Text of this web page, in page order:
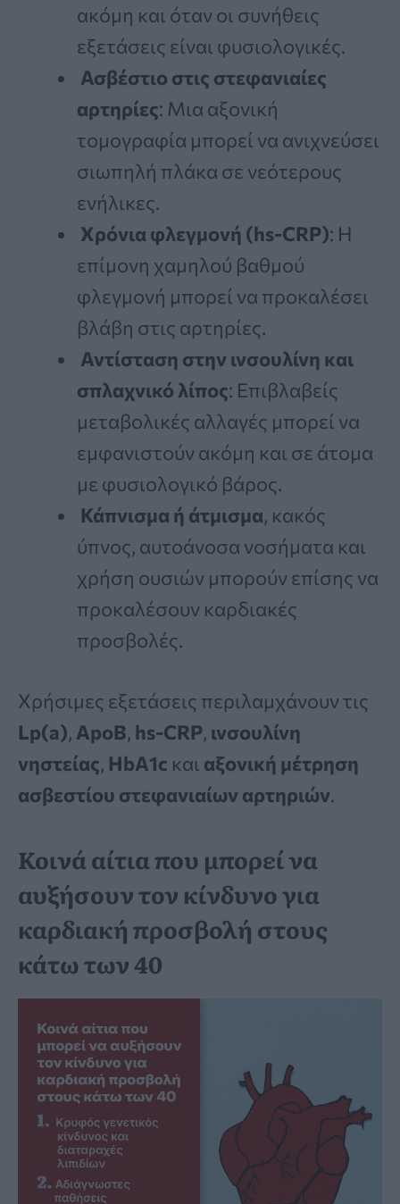
ακόμη και όταν οι συνήθεις
εξετάσεις είναι φυσιολογικές.
Ασβέστιο στις στεφανιαίες
αρτηρίες: Μια αξονική
τομογραφία μπορεί να ανιχνεύσει
σιωπηλή πλάκα σε νεότερους
ενήλικες.
Χρόνια φλεγμονή (hs-CRP): Η
επίμονη χαμηλού βαθμού
φλεγμονή μπορεί να προκαλέσει
βλάβη στις αρτηρίες.
Αντίσταση στην ινσουλίνη και
σπλαχνικό λίπος: Επιβλαβείς
μεταβολικές αλλαγές μπορεί να
εμφανιστούν ακόμη και σε άτομα
με φυσιολογικό βάρος.
Κάπνισμα ή άτμισμα, κακός
ύπνος, αυτοάνοσα νοσήματα και
χρήση ουσιών μπορούν επίσης να
προκαλέσουν καρδιακές
προσβολές.
Χρήσιμες εξετάσεις περιλαμχάνουν τις
Lp(a), ApoB, hs-CRP, ινσουλίνη
νηστείας, HbA1c και αξονική μέτρηση
ασβεστίου στεφανιαίων αρτηριών.
Κοινά αίτια που μπορεί να
αυξήσουν τον κίνδυνο για
καρδιακή προσβολή στους
κάτω των 40